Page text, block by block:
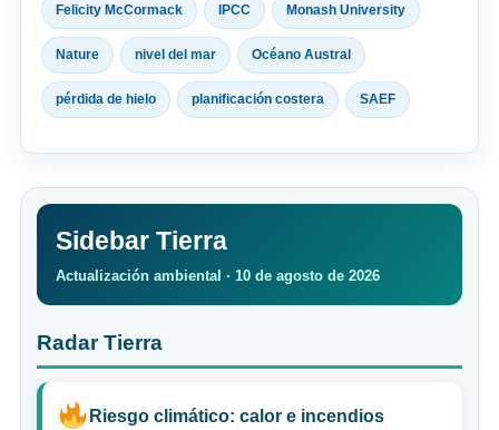
Felicity McCormack IPCC Monash University
Nature nivel del mar Océano Austral
pérdida de hielo planificación costera SAEF
Sidebar Tierra
Actualización ambiental · 10 de agosto de 2026
Radar Tierra
Riesgo climático: calor e incendios